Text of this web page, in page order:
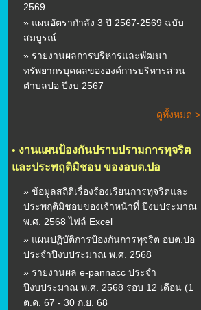
2569
» แผนอัตรากำลัง 3 ปี 2567-2569 ฉบับ
สมบูรณ์
» รายงานผลการบริหารและพัฒนา
ทรัพยากรบุคคลขององค์การบริหารส่วน
ตำบลปอ ปีงบ 2567
ดูทั้งหมด >
• งานแผนป้องกันปราบปรามการทุจริต
และประพฤติมิชอบ ของอบต.ปอ
» ข้อมูลสถิติเรื่องร้องเรียนการทุจริตและ
ประพฤติมิชอบของเจ้าหน้าที่ ปีงบประมาณ
พ.ศ. 2568 ไฟล์ Excel
» แผนปฏิบัติการป้องกันการทุจริต อบต.ปอ
ประจำปีงบประมาณ พ.ศ. 2568
» รายงานผล e-pannacc ประจำ
ปีงบประมาณ พ.ศ. 2568 รอบ 12 เดือน (1
ต.ค. 67 - 30 ก.ย. 68